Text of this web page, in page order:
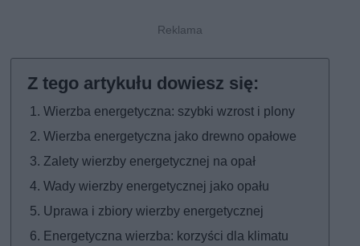
Wierzba energetyczna: szybki wzrost i plony
Wierzba energetyczna jako drewno opałowe
Zalety wierzby energetycznej na opał
Wady wierzby energetycznej jako opału
Uprawa i zbiory wierzby energetycznej
Energetyczna wierzba: korzyści dla klimatu